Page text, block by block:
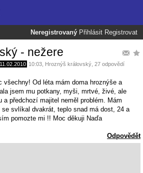
Neregistrovaný Přihlásit Registrovat
- nežere
11.02.2010 10:03 Hroznýš královský , 27 odpovědí
všechny! Od léta mám doma hroznýše a
jsem mu potkany, myši, mrtvé, živé, ale
a předchozí majitel neměl problém. Mám
svlíkal dvakrát, teplo snad má dost, 24 a
pomozte mi !! Moc děkuji Naďa
Odpovědět